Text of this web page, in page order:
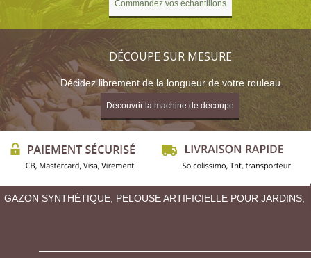
Commandez vos échantillons
DÉCOUPE SUR MESURE
Décidez librement de la longueur de votre rouleau
Découvrir la machine de découpe
GAZON SYNTHÉTIQUE, PELOUSE ARTIFICIELLE POUR JARDINS,